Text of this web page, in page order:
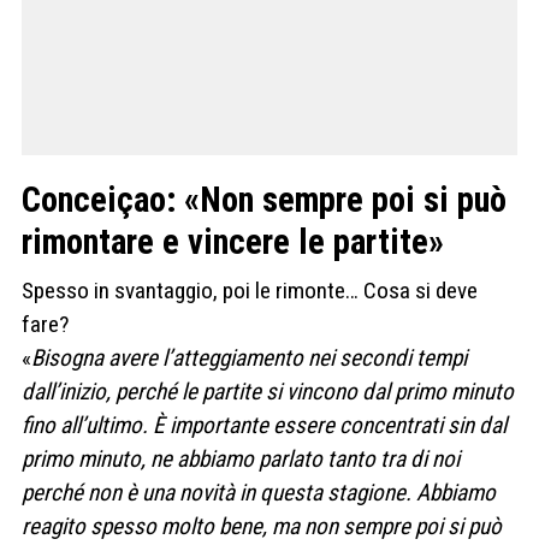
Conceiçao: «Non sempre poi si può
rimontare e vincere le partite»
Spesso in svantaggio, poi le rimonte… Cosa si deve
fare?
«Bisogna avere l’atteggiamento nei secondi tempi
dall’inizio, perché le partite si vincono dal primo minuto
fino all’ultimo. È importante essere concentrati sin dal
primo minuto, ne abbiamo parlato tanto tra di noi
perché non è una novità in questa stagione. Abbiamo
reagito spesso molto bene, ma non sempre poi si può